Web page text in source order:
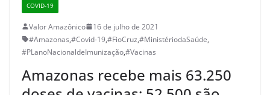
COVID-19
Valor Amazônico
16 de julho de 2021
#Amazonas,#Covid-19,#FioCruz,#MinistériodaSaúde,
#PLanoNacionaldeImunização,#Vacinas
Amazonas recebe mais 63.250